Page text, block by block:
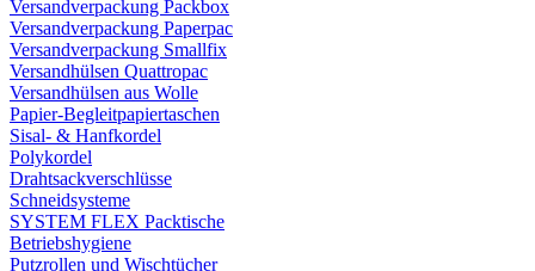
Versandverpackung Packbox
Versandverpackung Paperpac
Versandverpackung Smallfix
Versandhülsen Quattropac
Versandhülsen aus Wolle
Papier-Begleitpapiertaschen
Sisal- & Hanfkordel
Polykordel
Drahtsackverschlüsse
Schneidsysteme
SYSTEM FLEX Packtische
Betriebshygiene
Putzrollen und Wischtücher